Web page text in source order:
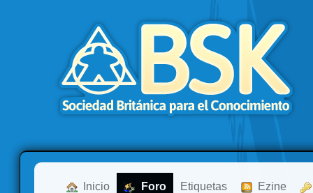
Inicio Foro Etiquetas Ezine